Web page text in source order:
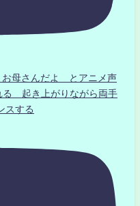
母さんだよ とアニメ声
る 起き上がりながら両手
スする